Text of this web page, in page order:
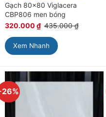
Gạch 80×80 Viglacera
CBP806 men bóng
320.000 ₫ 435.000₫
Xem Nhanh